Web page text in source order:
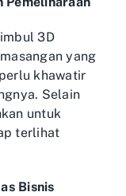
3D
yang
khawatir
Selain
untuk
terlihat
Bisnis